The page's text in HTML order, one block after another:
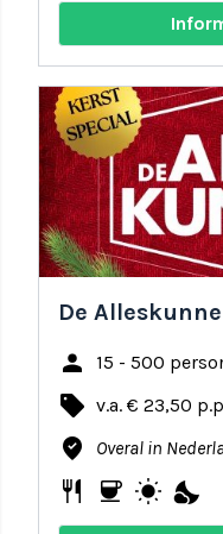
De
person 15 - 500
local_offer v.a. € 23,50
where_to_vote Overal in
restaurant coffee wb_sunny nights_stay